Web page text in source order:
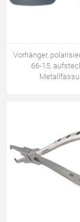
Vorhänger,
66-15,